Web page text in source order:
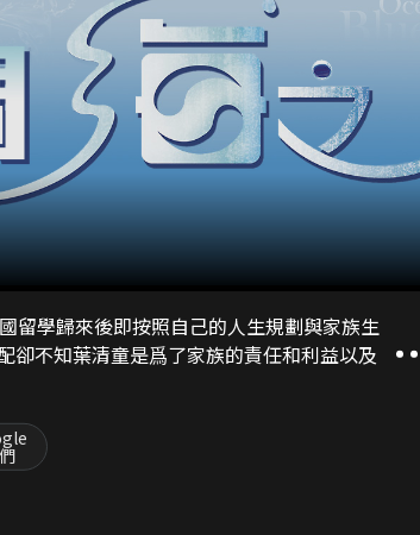
留學歸來後即按照自己的人生規劃與家族生
卻不知葉清童是爲了家族的責任和利益以及